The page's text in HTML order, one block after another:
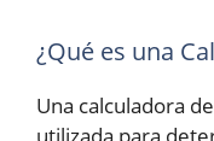
¿Qué es una
Una calculadora